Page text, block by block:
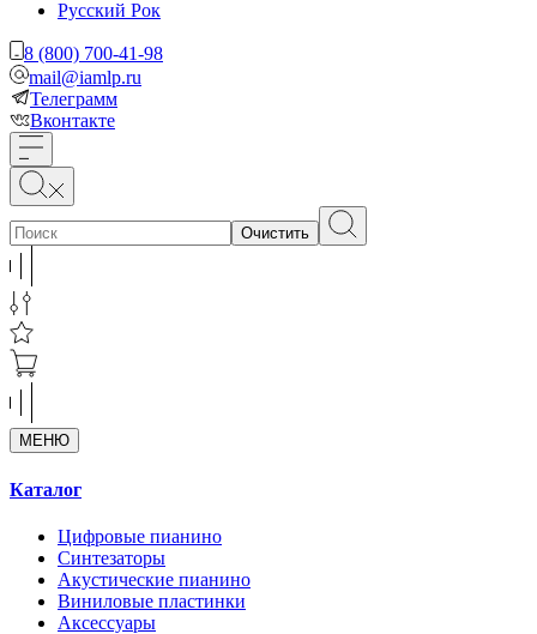
Русский Рок
8 (800) 700-41-98
mail@iamlp.ru
Телеграмм
Вконтакте
Очистить
МЕНЮ
Каталог
Цифровые пианино
Синтезаторы
Акустические пианино
Виниловые пластинки
Аксессуары